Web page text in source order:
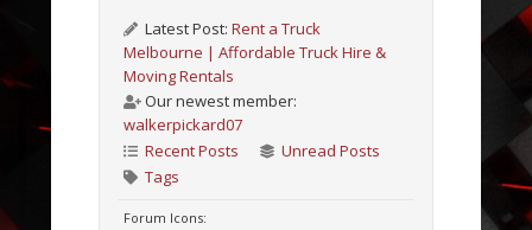
Latest Post: Rent a Truck
Melbourne | Affordable Truck Hire &
Moving Rentals
Our newest member:
walkerpickard07
Recent Posts
Unread Posts
Tags
Forum Icons: